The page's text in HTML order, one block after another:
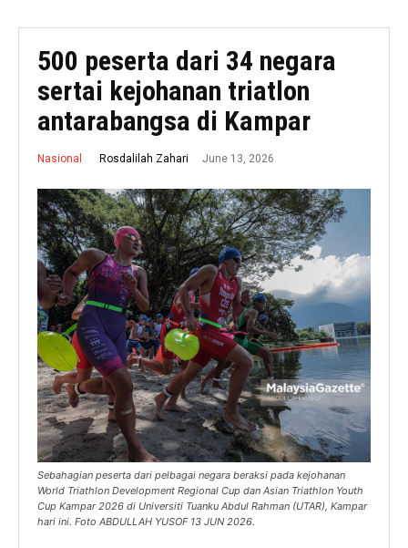
500 peserta dari 34 negara
sertai kejohanan triatlon
antarabangsa di Kampar
Nasional Rosdalilah Zahari June 13, 2026
Sebahagian peserta dari pelbagai negara beraksi pada kejohanan
World Triathlon Development Regional Cup dan Asian Triathlon Youth
Cup Kampar 2026 di Universiti Tuanku Abdul Rahman (UTAR), Kampar
hari ini. Foto ABDULLAH YUSOF 13 JUN 2026.